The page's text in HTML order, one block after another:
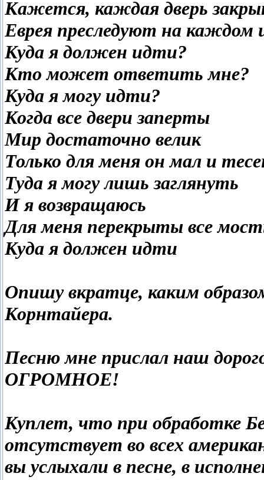
Кажется, каждая дверь
Еврея преследуют на каждом
Куда я должен идти?
Кто может ответить мне?
Куда я могу идти?
Когда все двери заперты
Мир достаточно велик
Только для меня он мал и
Туда я могу лишь заглянуть
И я возвращаюсь
Для меня перекрыты все
Куда я должен идти
Опишу вкратце, каким
Корнтайера.
Песню мне прислал наш
ОГРОМНОЕ!
Куплет, что при обработке
отсутствует во всех
вы услыхали в песне, в